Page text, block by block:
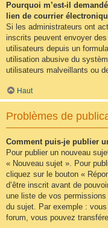
Pourquoi m’est-il
lien de courrier
Si les administrateurs ont
inscrits peuvent envoyer
utilisateurs depuis un
utilisation abusive du
utilisateurs malveillants ou
Haut
Problèmes de
Comment puis-je publier
Pour publier un nouveau
« Nouveau sujet ». Pour
cliquez sur le bouton «
d’être inscrit avant de
une liste de vos
du sujet. Par exemple :
forum, vous pouvez